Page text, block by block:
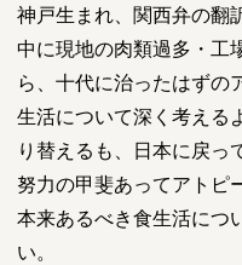
神戸生まれ、関西弁の翻
中に現地の肉類過多・工
ら、十代に治ったはずの
生活について深く考える
り替えるも、日本に戻っ
努力の甲斐あってアトピ
本来あるべき食生活につ
い。